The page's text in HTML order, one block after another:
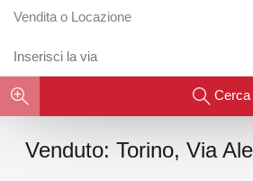
Vendita o Locazione
Cerca
Venduto: Torino, Via